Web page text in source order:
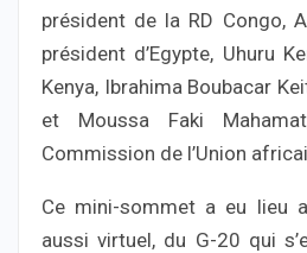
président de la RD Congo,
président d’Egypte, Uhuru
Kenya, Ibrahima Boubacar
et Moussa Faki
Commission de l’Union
Ce mini-sommet a eu lieu
aussi virtuel, du G-20 qui